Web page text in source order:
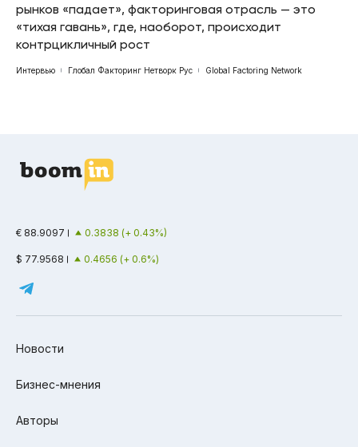
рынков «падает», факторинговая отрасль — это
«тихая гавань», где, наоборот, происходит
контрцикличный рост
Интервью Глобал Факторинг Нетворк Рус Global Factoring Network
€ 88.9097 0.3838 (+ 0.43%)
$ 77.9568 0.4656 (+ 0.6%)
Новости
Бизнес-мнения
Авторы